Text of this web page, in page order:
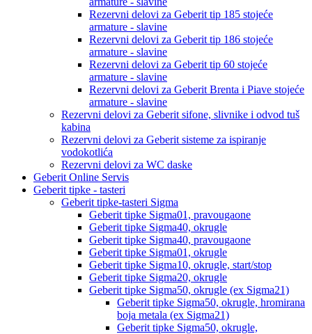
Rezervni delovi za Geberit tip 185 stojeće
armature - slavine
Rezervni delovi za Geberit tip 186 stojeće
armature - slavine
Rezervni delovi za Geberit tip 60 stojeće
armature - slavine
Rezervni delovi za Geberit Brenta i Piave stojeće
armature - slavine
Rezervni delovi za Geberit sifone, slivnike i odvod tuš
kabina
Rezervni delovi za Geberit sisteme za ispiranje
vodokotlića
Rezervni delovi za WC daske
Geberit Online Servis
Geberit tipke - tasteri
Geberit tipke-tasteri Sigma
Geberit tipke Sigma01, pravougaone
Geberit tipke Sigma40, okrugle
Geberit tipke Sigma40, pravougaone
Geberit tipke Sigma01, okrugle
Geberit tipke Sigma10, okrugle, start/stop
Geberit tipke Sigma20, okrugle
Geberit tipke Sigma50, okrugle (ex Sigma21)
Geberit tipke Sigma50, okrugle, hromirana
boja metala (ex Sigma21)
Geberit tipke Sigma50, okrugle,